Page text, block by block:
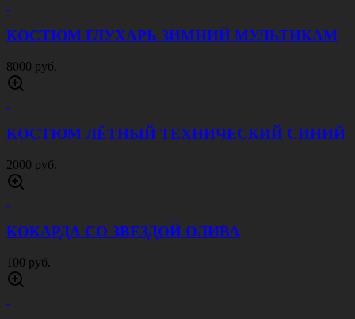
КОСТЮМ МЕМБРАННЫЙ ОСКАР
REALTREE
5000 руб.
КОСТЮМ ГОРКА 3 РИП СТОП МУЛЬТИКАМ
5000 руб.
КОСТЮМ ГОРКА 3 АНГЛ МОХ
5000 руб.